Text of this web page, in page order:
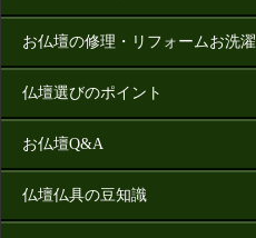
お仏壇の修理・リフォームお洗濯
仏壇選びのポイント
お仏壇Q&A
仏壇仏具の豆知識